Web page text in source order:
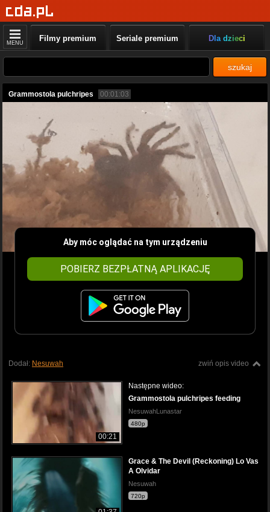
MENU Filmy premium Seriale premium Dla dzieci
szukaj
Grammostola pulchripes 00:01:03
Aby móc oglądać na tym urządzeniu
POBIERZ BEZPŁATNĄ APLIKACJĘ
zwiń opis video
Dodał: Nesuwah
00:21
Następne wideo:
Grammostola pulchripes feeding
NesuwahLunastar
480p
Grace & The Devil (Reckoning) Lo Vas
A Olvidar
Nesuwah
720p